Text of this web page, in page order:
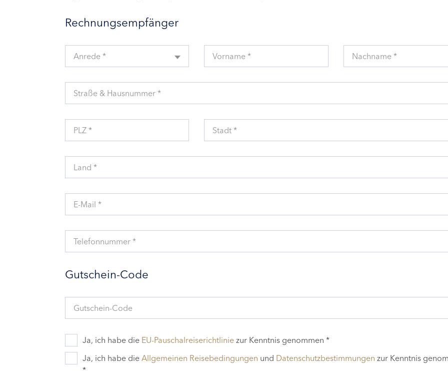
Rechnungsempfänger
Anrede * Vorname * Nachname *
Straße & Hausnummer *
PLZ * Stadt *
Land *
E-Mail *
Telefonnummer *
Gutschein-Code
Gutschein-Code
Ja, ich habe die EU-Pauschalreiserichtlinie zur Kenntnis genommen *
Ja, ich habe die Allgemeinen Reisebedingungen und Datenschutzbestimmungen zur Kenntnis